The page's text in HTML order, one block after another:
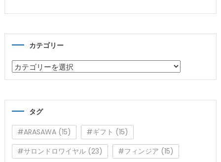
カテゴリー
カ
テ
タグ
#ARASAWA(15) #ギフト (15)
#サロンドロワイヤル(23) #フィンジア (15)